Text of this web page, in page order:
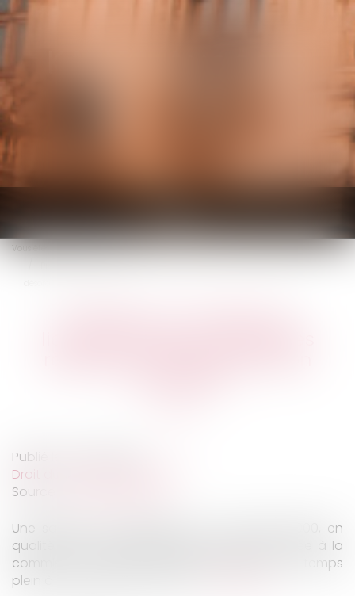
KALIFA Avocats
Ouvrir
le
menu
Vous êtes ici :Accueil
Publié le :
Droit du travail - Employeurs
Source :
Une salariée est engagée le 6 novembre 2000, en
qualité de conseiller départemental rémunérée à la
commission, d’abord à temps partiel puis à temps
plein à compter du 1er janvier ...